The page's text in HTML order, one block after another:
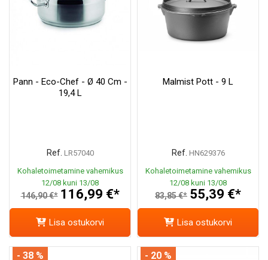
Pann - Eco-Chef - Ø 40 Cm -
19,4 L
Ref. LR57040
Kohaletoimetamine vahemikus
12/08 kuni 13/08
146,90 €* 116,99 €*
Lisa ostukorvi
Malmist Pott - 9 L
Ref. HN629376
Kohaletoimetamine vahemikus
12/08 kuni 13/08
83,85 €* 55,39 €*
Lisa ostukorvi
- 38 % - 20 %